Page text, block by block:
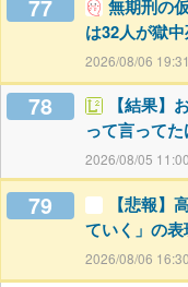
77
無期刑の
は32人が獄
2026/08/06 19:31
78
【結果】
って言って
2026/08/05 11:00
79
【悲報】
ていく」の
2026/08/06 16:30